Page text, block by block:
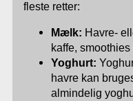
fleste retter:
Mælk: Havre-
kaffe,
Yoghurt:
havre kan
almindelig